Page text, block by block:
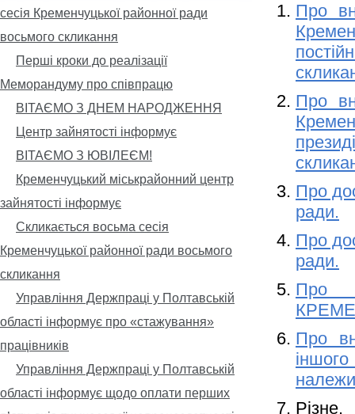
Про
Про
Про
ради.
Про
ради.
Про
Про
Різне.
сесія Кременчуцької районної ради
восьмого скликання
Перші кроки до реалізації
Меморандуму про співпрацю
ВІТАЄМО З ДНЕМ НАРОДЖЕННЯ
Центр зайнятості інформує
ВІТАЄМО З ЮВІЛЕЄМ!
Кременчуцький міськрайонний центр
зайнятості інформує
Скликається восьма сесія
Кременчуцької районної ради восьмого
скликання
Управління Держпраці у Полтавській
області інформує про «стажування»
працівників
Управління Держпраці у Полтавській
області інформує щодо оплати перших